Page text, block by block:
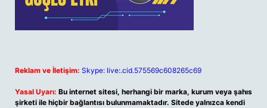
Reklam ve İletişim: Skype: live:.cid.575569c608265c69
Yasal Uyarı: Bu internet sitesi, herhangi bir marka, kurum veya şahıs
şirketi ile hiçbir bağlantısı bulunmamaktadır. Sitede yalnızca kendi